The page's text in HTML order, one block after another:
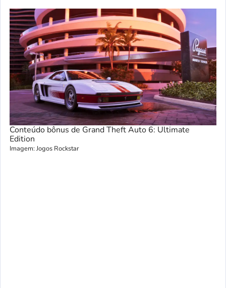
Conteúdo bônus de Grand Theft Auto 6: Ultimate
Edition
Imagem: Jogos Rockstar